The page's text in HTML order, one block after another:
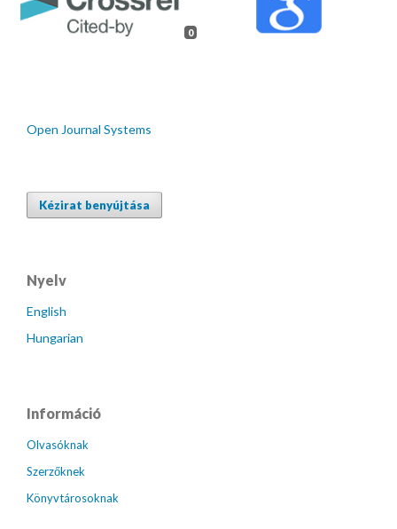
0
Open Journal Systems
Kézirat benyújtása
Nyelv
English
Hungarian
Információ
Olvasóknak
Szerzőknek
Könyvtárosoknak